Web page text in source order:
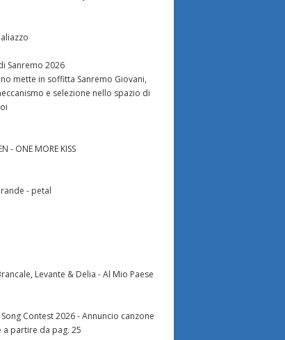
Sanremo 2026
mette in soffitta Sanremo Giovani,
e selezione nello spazio di
- ONE MORE KISS
- petal
Levante & Delia - Al Mio Paese
Contest 2026 - Annuncio canzone
a partire da pag. 25